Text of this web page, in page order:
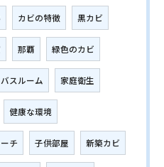
カビの特徴 黒カビ
那覇 緑色のカビ
バスルーム 家庭衛生
健康な環境
チ 子供部屋 新築カビ